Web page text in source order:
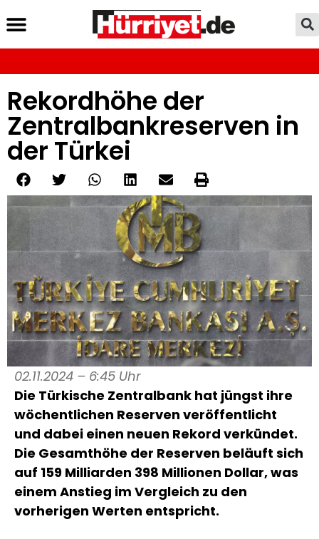
Rekordhöhe der
Zentralbankreserven in
der Türkei
02.11.2024 – 6:45 Uhr
Die Türkische Zentralbank hat jüngst ihre
wöchentlichen Reserven veröffentlicht
und dabei einen neuen Rekord verkündet.
Die Gesamthöhe der Reserven beläuft sich
auf 159 Milliarden 398 Millionen Dollar, was
einem Anstieg im Vergleich zu den
vorherigen Werten entspricht.